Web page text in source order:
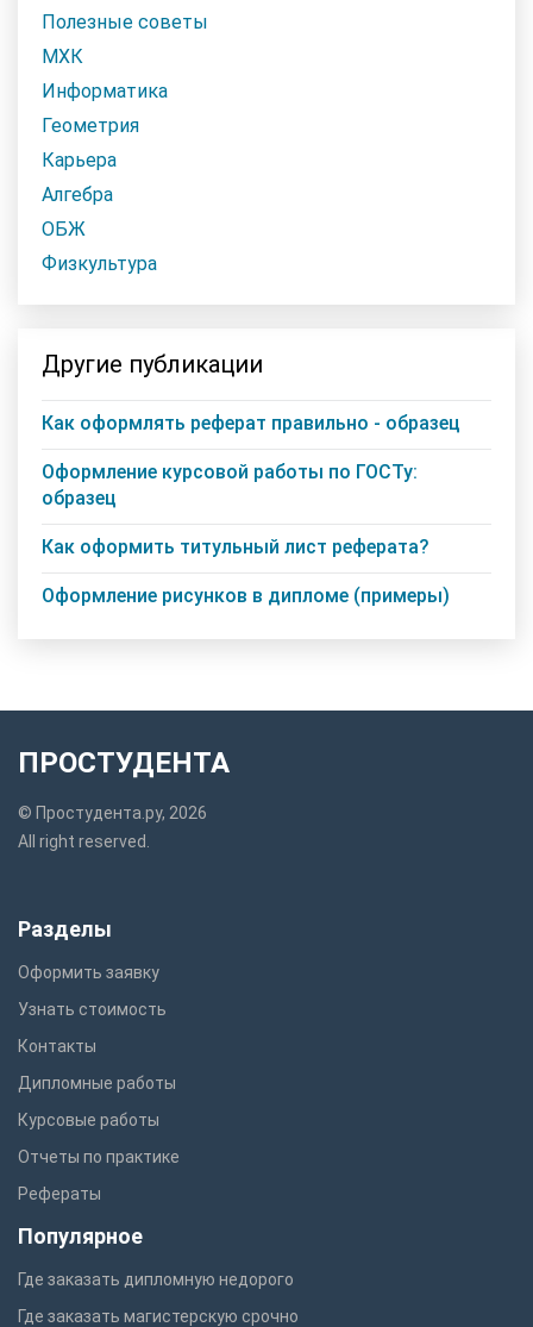
Полезные советы
МХК
Информатика
Геометрия
Карьера
Алгебра
ОБЖ
Физкультура
Другие публикации
Как оформлять реферат правильно - образец
Оформление курсовой работы по ГОСТу:
образец
Как оформить титульный лист реферата?
Оформление рисунков в дипломе (примеры)
ПРОСТУДЕНТА
© Простудента.ру, 2026
All right reserved.
Разделы
Оформить заявку
Узнать стоимость
Контакты
Дипломные работы
Курсовые работы
Отчеты по практике
Рефераты
Популярное
Где заказать дипломную недорого
Где заказать магистерскую срочно